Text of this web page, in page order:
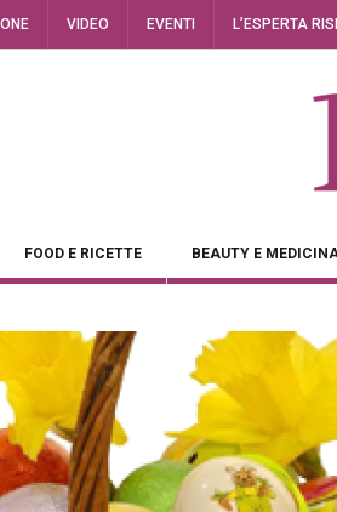
VIDEO EVENTI L’ESPERTA
FOOD E RICETTE BEAUTY E